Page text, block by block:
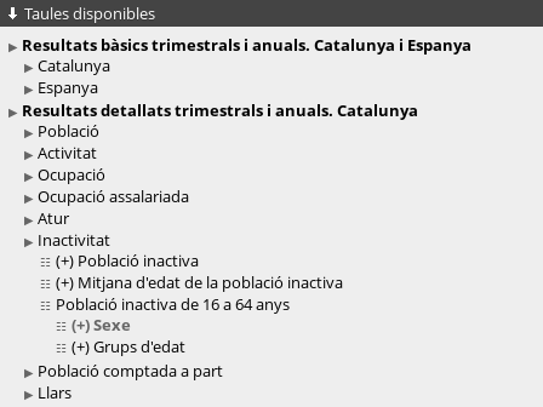
Taules disponibles
Resultats bàsics trimestrals i anuals. Catalunya i Espanya
Catalunya
Espanya
Resultats detallats trimestrals i anuals. Catalunya
Població
Activitat
Ocupació
Ocupació assalariada
Atur
Inactivitat
(+) Població inactiva
(+) Mitjana d'edat de la població inactiva
Població inactiva de 16 a 64 anys
(+)Sexe
(+)Grups d'edat
Població comptada a part
Llars